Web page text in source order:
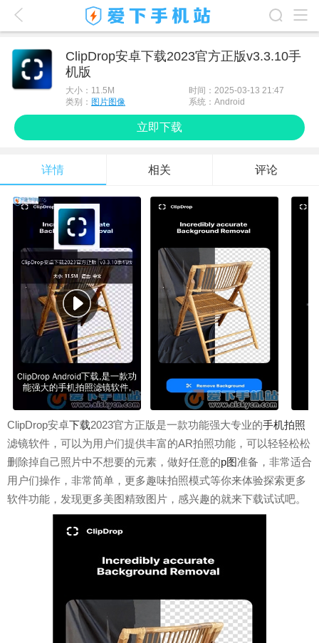
最新游戏
ClipDrop安卓下载2023官方正版v3.3.10手
机版
大小： 11.5M
时间：2025-03-13 21:47
类别： 图片图像 系统：Android
立即下载
详情 相关 评论
ClipDrop安卓下载2023官方正版是一款功能强大专业的手机拍照
滤镜软件，可以为用户们提供丰富的AR拍照功能，可以轻轻松松
删除掉自己照片中不想要的元素，做好任意的p图准备，非常适合
用户们操作，非常简单，更多趣味拍照模式等你来体验探索更多
软件功能，发现更多美图精致图片，感兴趣的就来下载试试吧。